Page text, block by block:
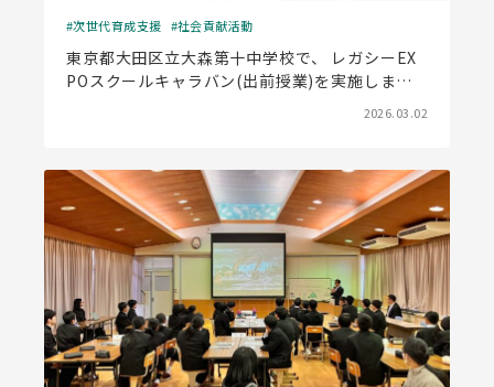
次世代育成支援 社会貢献活動
東京都大田区立大森第十中学校で、 レガシーEX
POスクールキャラバン(出前授業)を実施しまし
2026.03.02